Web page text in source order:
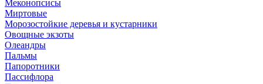
Меконопсисы
Миртовые
Морозостойкие деревья и кустарники
Овощные экзоты
Олеандры
Пальмы
Папоротники
Пассифлора